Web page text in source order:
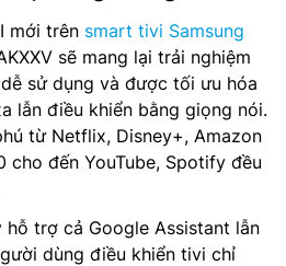
mới trên smart tivi Samsung
sẽ mang lại trải nghiệm
sử dụng và được tối ưu hóa
lẫn điều khiển bằng giọng nói.
từ Netflix, Disney+, Amazon
cho đến YouTube, Spotify đều
trợ cả Google Assistant lẫn
dùng điều khiển tivi chỉ